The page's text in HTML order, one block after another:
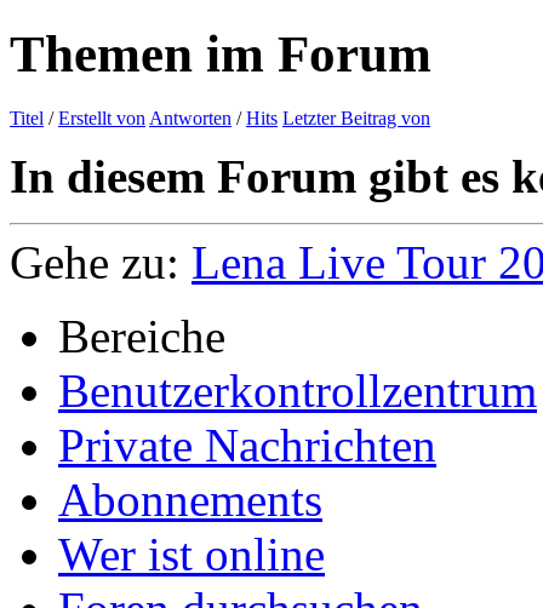
Themen im Forum
Titel /Erstellt von Antworten /Hits Letzter Beitrag von
In diesem Forum gibt es
Gehe zu: Lena Live Tour
Bereiche
Benutzerkontrollzentrum
Private Nachrichten
Abonnements
Wer ist online